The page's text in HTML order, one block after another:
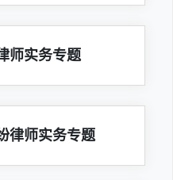
师实务专题
律师实务专题